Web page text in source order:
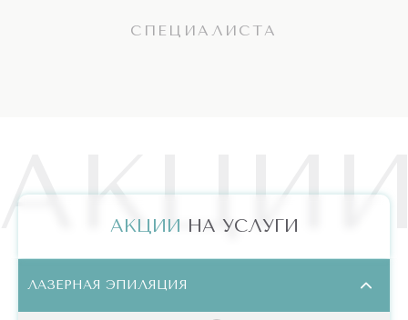
СПЕЦИАЛИСТА
АКЦИИ НА УСЛУГИ
ЛАЗЕРНАЯ ЭПИЛЯЦИЯ